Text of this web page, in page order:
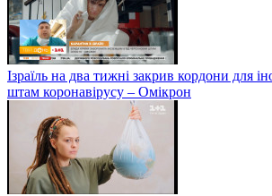
Ізраїль на два тижні закрив кордони для
штам коронавірусу – Омікрон